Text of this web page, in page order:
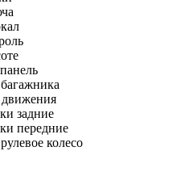
задние
передние
колесо